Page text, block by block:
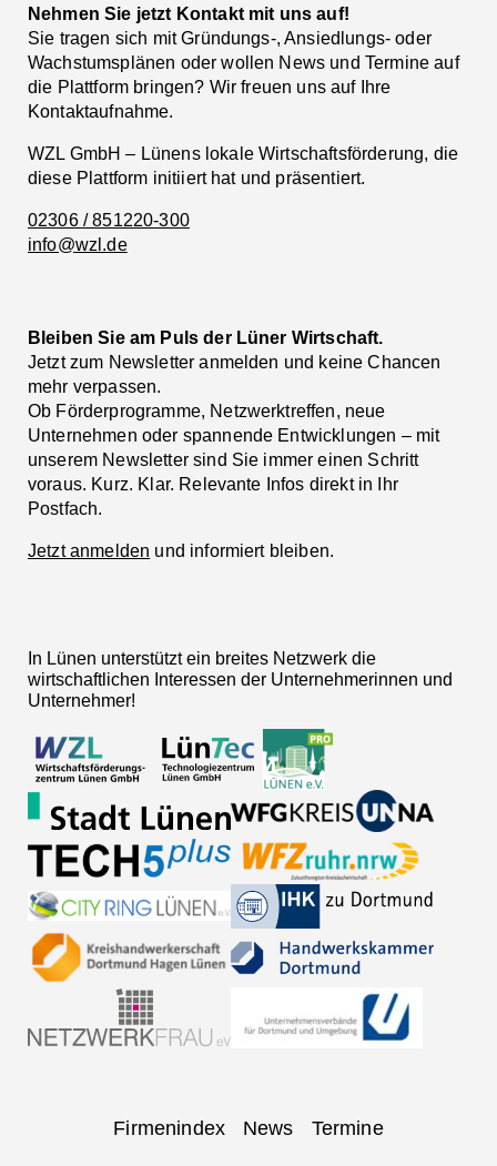
Nehmen Sie jetzt Kontakt mit uns auf!
Sie tragen sich mit Gründungs-, Ansiedlungs- oder
Wachstumsplänen oder wollen News und Termine auf
die Plattform bringen? Wir freuen uns auf Ihre
Kontaktaufnahme.
WZL GmbH – Lünens lokale Wirtschaftsförderung, die
diese Plattform initiiert hat und präsentiert.
02306 / 851220-300
info@wzl.de
Bleiben Sie am Puls der Lüner Wirtschaft.
Jetzt zum Newsletter anmelden und keine Chancen
mehr verpassen.
Ob Förderprogramme, Netzwerktreffen, neue
Unternehmen oder spannende Entwicklungen – mit
unserem Newsletter sind Sie immer einen Schritt
voraus. Kurz. Klar. Relevante Infos direkt in Ihr
Postfach.
Jetzt anmelden und informiert bleiben.
In Lünen unterstützt ein breites Netzwerk die
wirtschaftlichen Interessen der Unternehmerinnen und
Unternehmer!
Firmenindex News Termine